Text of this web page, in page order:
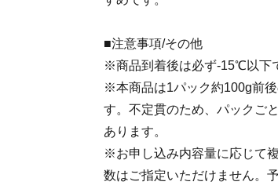
■注意事項/その他
※商品到着後は必ず-15℃以下
※本商品は1パック約100g前
す。不定貫のため、パックご
あります。
※お申し込み内容量に応じて
数はご指定いただけません。